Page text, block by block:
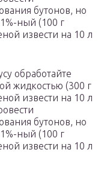
бутонов, но
1%-ный (100 г
извести на 10 л
обработайте
жидкостью (300 г
извести на 10 л
бутонов, но
1%-ный (100 г
извести на 10 л